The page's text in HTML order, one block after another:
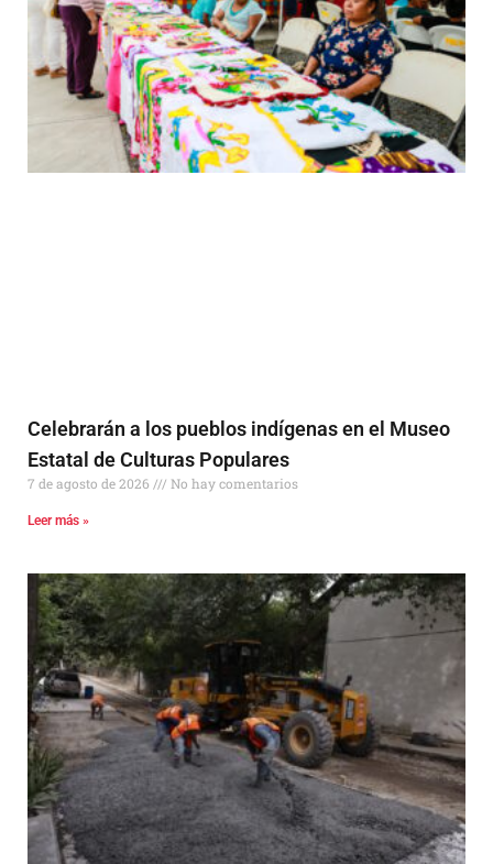
Celebrarán a los pueblos indígenas en el Museo
Estatal de Culturas Populares
7 de agosto de 2026 No hay comentarios
Leer más »